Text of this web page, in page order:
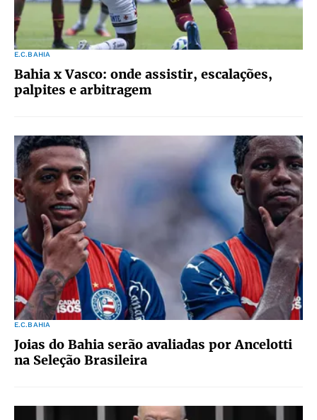
E.C.BAHIA
Bahia x Vasco: onde assistir, escalações,
palpites e arbitragem
E.C.BAHIA
Joias do Bahia serão avaliadas por Ancelotti
na Seleção Brasileira